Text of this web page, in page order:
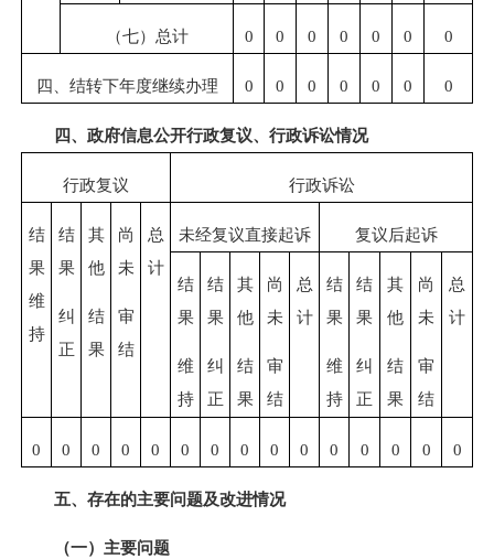
（七）总计 0 0 0 0 0 0 0
四、结转下年度继续办理 0 0 0 0 0 0 0
四、政府信息公开行政复议、行政诉讼情况
行政复议 行政诉讼
结
果
维
持
结
果
纠
正
其
他
结
果
尚
未
审
结
总
计
未经复议直接起诉 复议后起诉
结
果
维
持
结
果
纠
正
其
他
结
果
尚
未
审
结
总
计
结
果
维
持
结
果
纠
正
其
他
结
果
尚
未
审
结
总
计
0 0 0 0 0 0 0 0 0 0 0 0 0 0 0
五、存在的主要问题及改进情况
（一）主要问题